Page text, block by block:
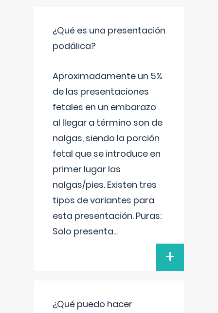
¿Qué es una presentación
podálica?
Aproximadamente un 5%
de las presentaciones
fetales en un embarazo
al llegar a término son de
nalgas, siendo la porción
fetal que se introduce en
primer lugar las
nalgas/pies. Existen tres
tipos de variantes para
esta presentación. Puras:
Solo presenta...
+
¿Qué puedo hacer